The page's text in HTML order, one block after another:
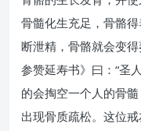
骨髓化生充足，骨骼
断泄精，骨骼就会变
参赞延寿书》曰：“圣
的会掏空一个人的骨
出现骨质疏松。这位